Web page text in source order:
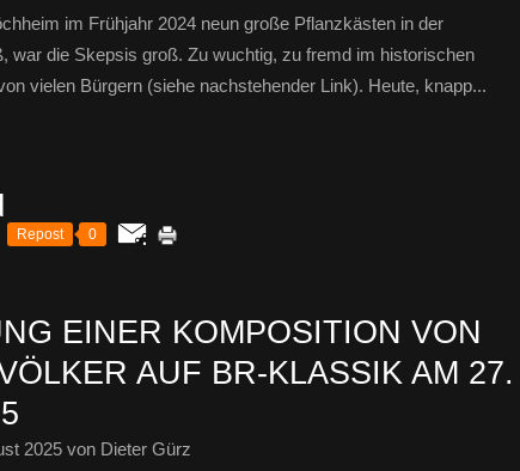
im Frühjahr 2024 neun große Pflanzkästen in der
war die Skepsis groß. Zu wuchtig, zu fremd im historischen
vielen Bürgern (siehe nachstehender Link). Heute, knapp...
Repost 0
EINER KOMPOSITION VON
AUF BR-KLASSIK AM 27.
2025 von Dieter Gürz